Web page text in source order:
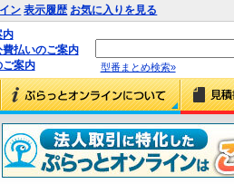
ン 表示履歴 お気に入りを見る
内
払いのご案内
案内
型番まとめ検索»